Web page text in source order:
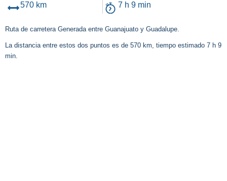
570 km 7 h 9 min
Ruta de carretera Generada entre Guanajuato y Guadalupe.
La distancia entre estos dos puntos es de 570 km, tiempo estimado 7 h 9
min.